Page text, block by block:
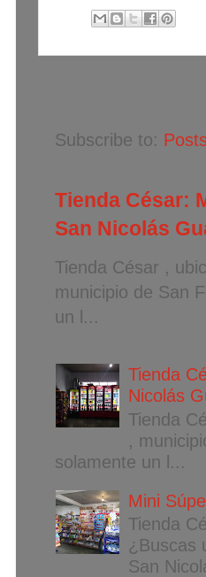
Subscribe to:
Tienda César:
San Nicolás
Tienda César ,
municipio de San
un l...
Tienda
Nicolás
Tienda
,
solamente un l...
Mini
Tienda
¿Buscas
San